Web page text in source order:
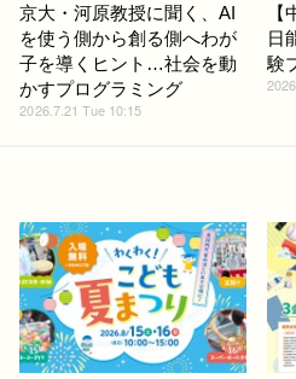
京大・河原教授に聞く、AI
を使う側から創る側へわが
子を導くヒント…社会を動
かすプログラミング
2026.7.21 Tue 10:15
日
験